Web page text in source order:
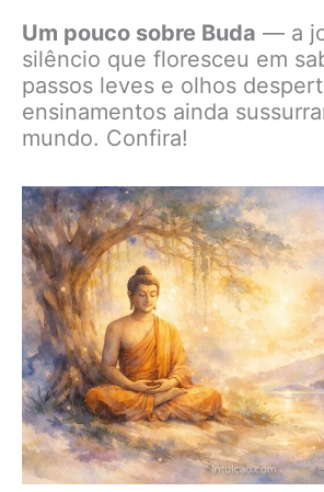
Um pouco sobre Buda — a
silêncio que floresceu em
passos leves e olhos
ensinamentos ainda
mundo. Confira!